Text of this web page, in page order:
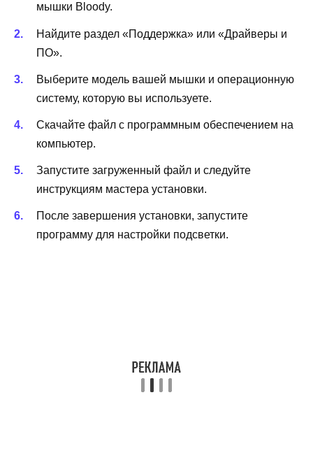
мышки Bloody.
Найдите раздел «Поддержка» или «Драйверы и
ПО».
Выберите модель вашей мышки и операционную
систему, которую вы используете.
Скачайте файл с программным обеспечением на
компьютер.
Запустите загруженный файл и следуйте
инструкциям мастера установки.
После завершения установки, запустите
программу для настройки подсветки.